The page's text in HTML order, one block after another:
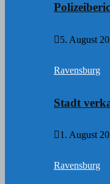
5. August
Ravensburg
Stadt
1. August
Ravensburg